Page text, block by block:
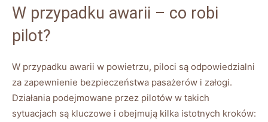
W przypadku awarii – co robi
‍pilot?
W przypadku awarii⁢ w ‍powietrzu, piloci są odpowiedzialni
za zapewnienie‍ bezpieczeństwa pasażerów i załogi.
Działania podejmowane przez pilotów w takich
sytuacjach są⁤ kluczowe i obejmują ​kilka⁣ istotnych ⁣kroków: